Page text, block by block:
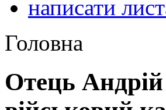
написати
Головна
Отець